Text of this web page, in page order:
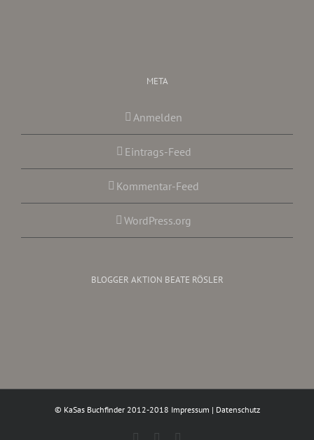
META
Anmelden
Eintrags-Feed
Kommentar-Feed
WordPress.org
BLOGGER AKTION BEATE RÖSLER
© KaSas Buchfinder 2012-2018 Impressum | Datenschutz
FacebookInstagram